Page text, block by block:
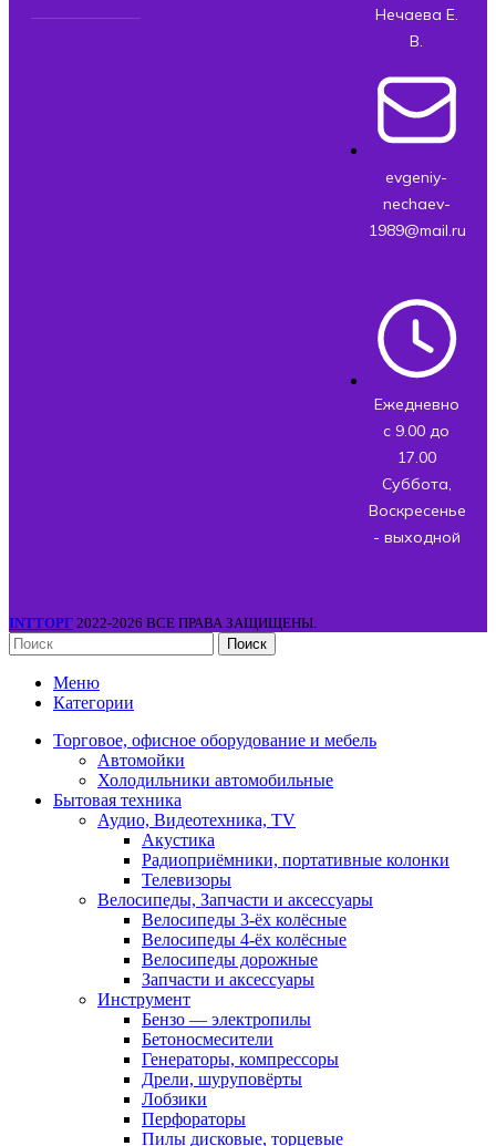
Нечаева Е.
В.
evgeniy-
nechaev-
1989@mail.ru
Ежедневно
с 9.00 до
17.00
Суббота,
Воскресенье
- выходной
INTТОРГ 2022-2026 ВСЕ ПРАВА ЗАЩИЩЕНЫ.
Поиск
Меню
Категории
Торговое, офисное оборудование и мебель
Автомойки
Холодильники автомобильные
Бытовая техника
Аудио, Видеотехника, TV
Акустика
Радиоприёмники, портативные колонки
Телевизоры
Велосипеды, Запчасти и аксессуары
Велосипеды 3-ёх колёсные
Велосипеды 4-ёх колёсные
Велосипеды дорожные
Запчасти и аксессуары
Инструмент
Бензо — электропилы
Бетоносмесители
Генераторы, компрессоры
Дрели, шуруповёрты
Лобзики
Перфораторы
Пилы дисковые, торцевые